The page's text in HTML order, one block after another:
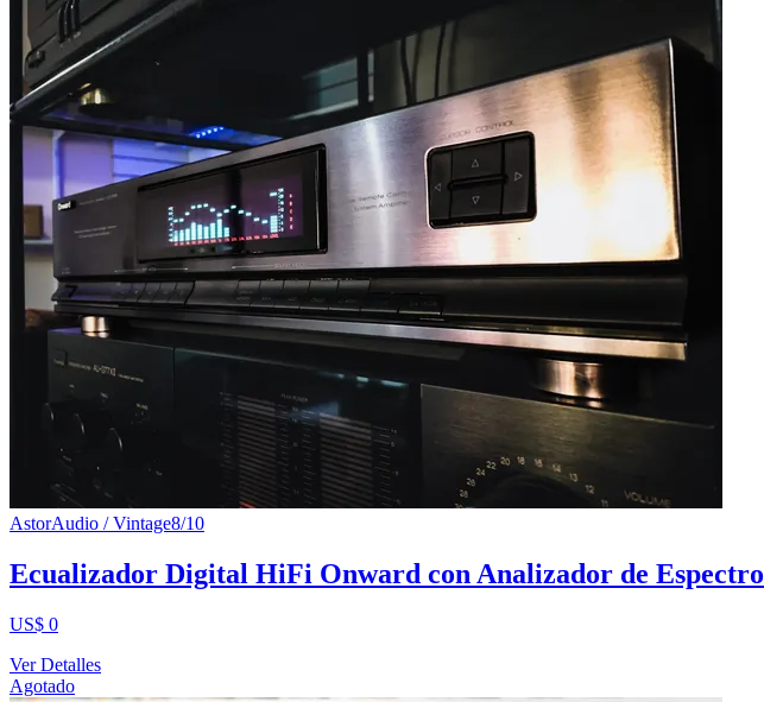
AstorAudio / Vintage8/10
Ecualizador Digital HiFi Onward con Analizador de Espectro
US$ 0
Ver Detalles
Agotado